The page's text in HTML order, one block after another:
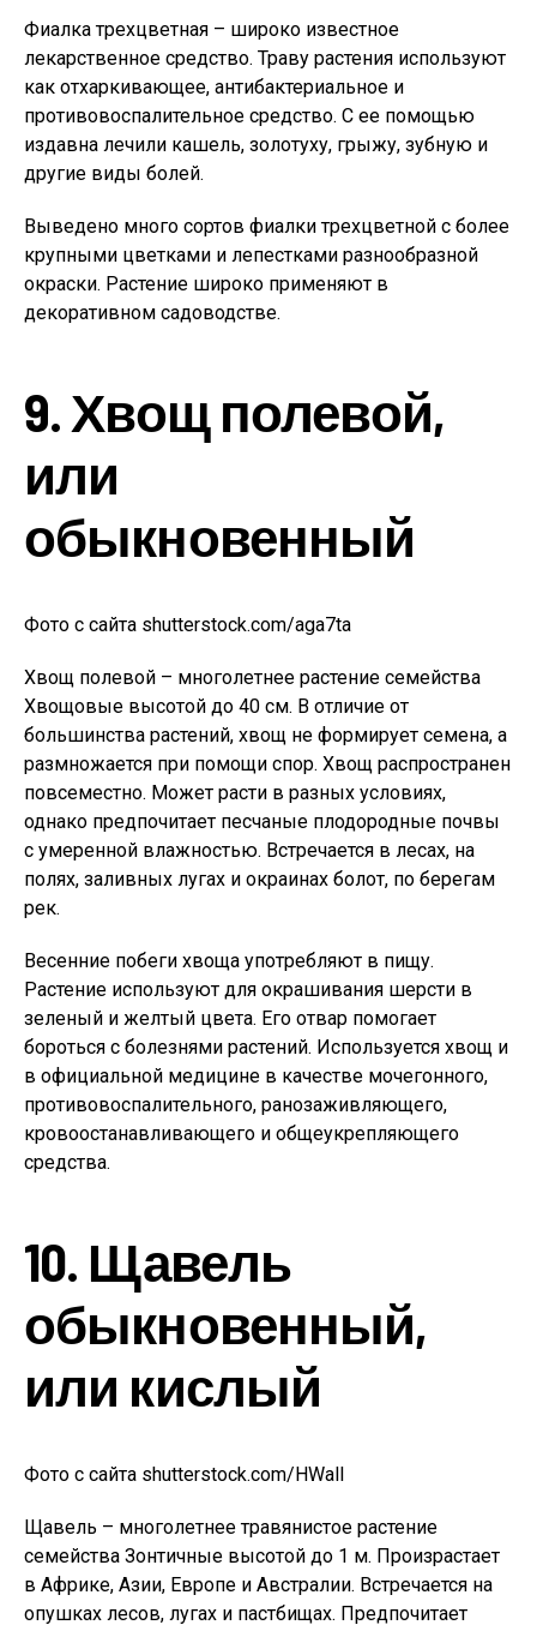
Фиалка трехцветная – широко известное
лекарственное средство. Траву растения используют
как отхаркивающее, антибактериальное и
противовоспалительное средство. С ее помощью
издавна лечили кашель, золотуху, грыжу, зубную и
другие виды болей.
Выведено много сортов фиалки трехцветной с более
крупными цветками и лепестками разнообразной
окраски. Растение широко применяют в
декоративном садоводстве.
9. Хвощ полевой,
или
обыкновенный
Фото с сайта shutterstock.com/aga7ta
Хвощ полевой – многолетнее растение семейства
Хвощовые высотой до 40 см. В отличие от
большинства растений, хвощ не формирует семена, а
размножается при помощи спор. Хвощ распространен
повсеместно. Может расти в разных условиях,
однако предпочитает песчаные плодородные почвы
с умеренной влажностью. Встречается в лесах, на
полях, заливных лугах и окраинах болот, по берегам
рек.
Весенние побеги хвоща употребляют в пищу.
Растение используют для окрашивания шерсти в
зеленый и желтый цвета. Его отвар помогает
бороться с болезнями растений. Используется хвощ и
в официальной медицине в качестве мочегонного,
противовоспалительного, ранозаживляющего,
кровоостанавливающего и общеукрепляющего
средства.
10. Щавель
обыкновенный,
или кислый
Фото с сайта shutterstock.com/HWall
Щавель – многолетнее травянистое растение
семейства Зонтичные высотой до 1 м. Произрастает
в Африке, Азии, Европе и Австралии. Встречается на
опушках лесов, лугах и пастбищах. Предпочитает